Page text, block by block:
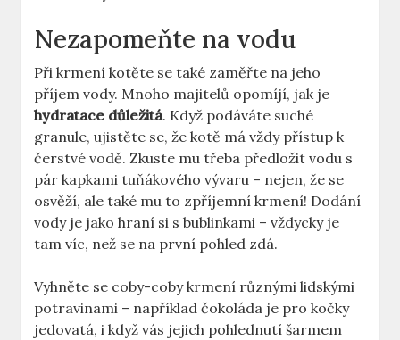
Nezapomeňte na vodu
Při krmení kotěte se také zaměřte na jeho
příjem vody. Mnoho majitelů opomíjí, jak je
hydratace důležitá. Když podáváte suché
granule, ujistěte se, že kotě má vždy přístup k
čerstvé vodě. Zkuste mu třeba předložit vodu s
pár kapkami tuňákového vývaru – nejen, že se
osvěží, ale také mu to zpříjemní krmení! Dodání
vody je jako hraní si s bublinkami – vždycky je
tam víc, než se na první pohled zdá.
Vyhněte se coby-coby krmení různými lidskými
potravinami – například čokoláda je pro kočky
jedovatá, i když vás jejich pohlednutí šarmem